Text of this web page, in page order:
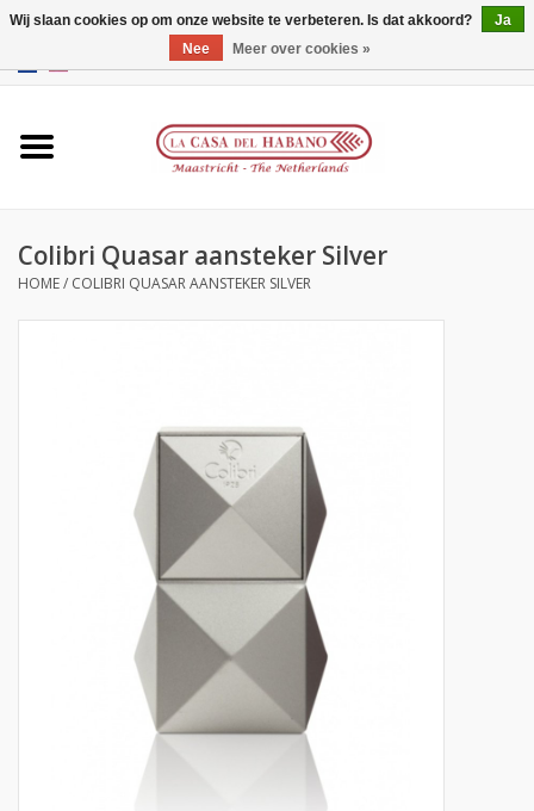
CNY/HKD
Humidors
Over ons
Colibri Quasar aansteker Silver
HOME/ COLIBRI QUASAR AANSTEKER SILVER
Wij slaan cookies op om onze website te verbeteren. Is dat akkoord?
Ja
Nee
Meer over cookies »